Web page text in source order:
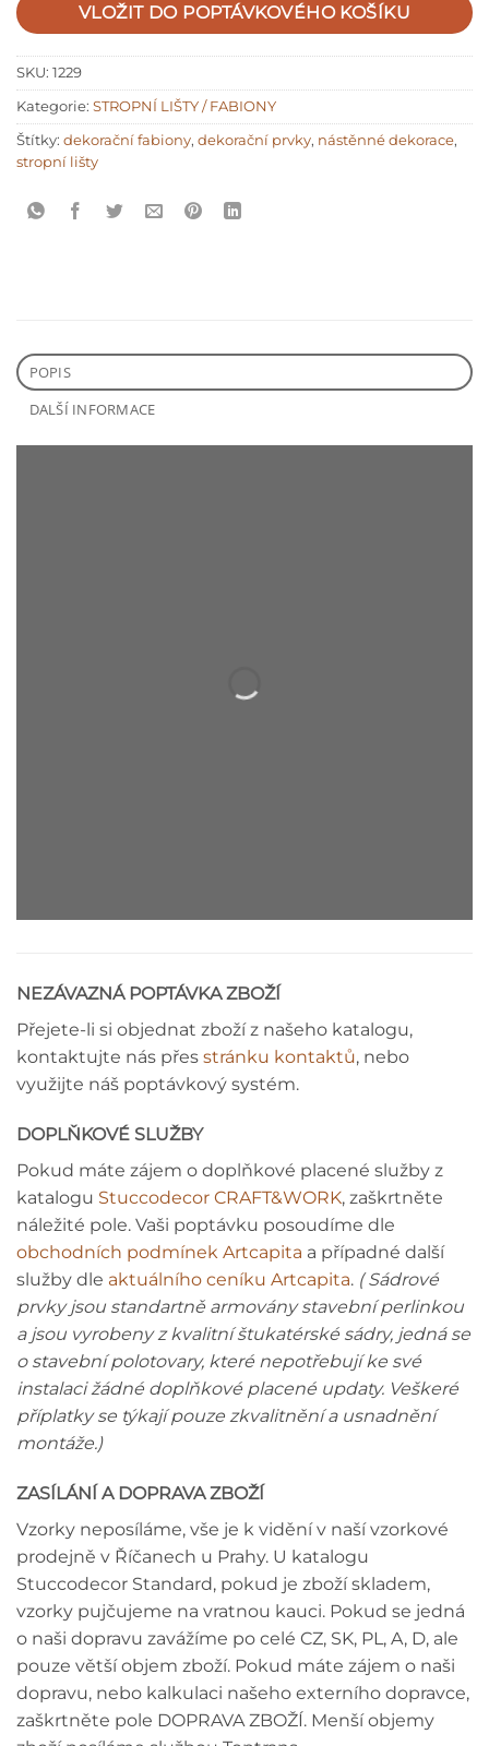
VLOŽIT DO POPTÁVKOVÉHO KOŠÍKU
SKU: 1229
Kategorie: STROPNÍ LIŠTY / FABIONY
Štítky: dekorační fabiony, dekorační prvky, nástěnné dekorace,
stropní lišty
POPIS
DALŠÍ INFORMACE
NEZÁVAZNÁ POPTÁVKA ZBOŽÍ
Přejete-li si objednat zboží z našeho katalogu,
kontaktujte nás přes stránku kontaktů, nebo
využijte náš poptávkový systém.
DOPLŇKOVÉ SLUŽBY
Pokud máte zájem o doplňkové placené služby z
katalogu Stuccodecor CRAFT&WORK, zaškrtněte
náležité pole. Vaši poptávku posoudíme dle
obchodních podmínek Artcapita a případné další
služby dle aktuálního ceníku Artcapita. ( Sádrové
prvky jsou standartně armovány stavební perlinkou
a jsou vyrobeny z kvalitní štukatérské sádry, jedná se
o stavební polotovary, které nepotřebují ke své
instalaci žádné doplňkové placené updaty. Veškeré
příplatky se týkají pouze zkvalitnění a usnadnění
montáže.)
ZASÍLÁNÍ A DOPRAVA ZBOŽÍ
Vzorky neposíláme, vše je k vidění v naší vzorkové
prodejně v Říčanech u Prahy. U katalogu
Stuccodecor Standard, pokud je zboží skladem,
vzorky pujčujeme na vratnou kauci. Pokud se jedná
o naši dopravu zavážíme po celé CZ, SK, PL, A, D, ale
pouze větší objem zboží. Pokud máte zájem o naši
dopravu, nebo kalkulaci našeho externího dopravce,
zaškrtněte pole DOPRAVA ZBOŽÍ. Menší objemy